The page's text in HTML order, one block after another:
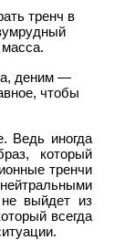
тренч в
деним —
чтобы
Ведь иногда
который
тренчи
выйдет из
всегда